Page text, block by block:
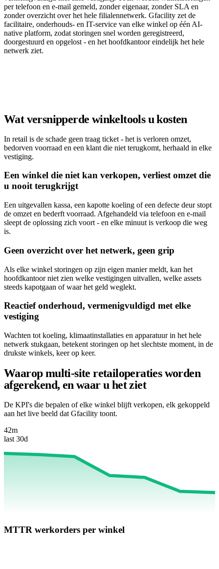
per telefoon en e-mail gemeld, zonder eigenaar, zonder SLA en
zonder overzicht over het hele filialennetwerk. Gfacility zet de
facilitaire, onderhouds- en IT-service van elke winkel op één AI-
native platform, zodat storingen snel worden geregistreerd,
doorgestuurd en opgelost - en het hoofdkantoor eindelijk het hele
netwerk ziet.
Wat versnipperde winkeltools u kosten
In retail is de schade geen traag ticket - het is verloren omzet,
bedorven voorraad en een klant die niet terugkomt, herhaald in elke
vestiging.
Een winkel die niet kan verkopen, verliest omzet die
u nooit terugkrijgt
Een uitgevallen kassa, een kapotte koeling of een defecte deur stopt
de omzet en bederft voorraad. Afgehandeld via telefoon en e-mail
sleept de oplossing zich voort - en elke minuut is verkoop die weg
is.
Geen overzicht over het netwerk, geen grip
Als elke winkel storingen op zijn eigen manier meldt, kan het
hoofdkantoor niet zien welke vestigingen uitvallen, welke assets
steeds kapotgaan of waar het geld weglekt.
Reactief onderhoud, vermenigvuldigd met elke
vestiging
Wachten tot koeling, klimaatinstallaties en apparatuur in het hele
netwerk stukgaan, betekent storingen op het slechtste moment, in de
drukste winkels, keer op keer.
Waarop multi-site retailoperaties worden
afgerekend, en waar u het ziet
De KPI's die bepalen of elke winkel blijft verkopen, elk gekoppeld
aan het live beeld dat Gfacility toont.
42m
last 30d
MTTR werkorders per winkel